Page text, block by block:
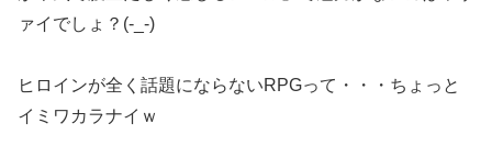
ァイでしょ？(-_-)
ヒロインが全く話題にならないRPGって・・・ちょっと
イミワカラナイｗ